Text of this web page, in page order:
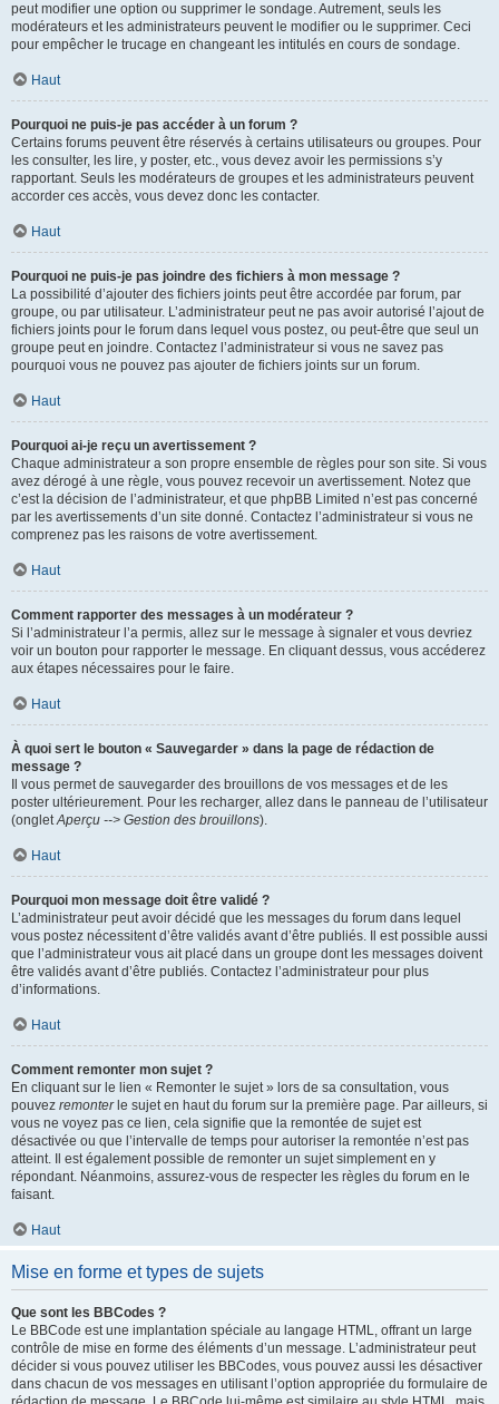
peut modifier une option ou supprimer le sondage. Autrement, seuls les
modérateurs et les administrateurs peuvent le modifier ou le supprimer. Ceci
pour empêcher le trucage en changeant les intitulés en cours de sondage.
Haut
Pourquoi ne puis-je pas accéder à un forum ?
Certains forums peuvent être réservés à certains utilisateurs ou groupes. Pour
les consulter, les lire, y poster, etc., vous devez avoir les permissions s’y
rapportant. Seuls les modérateurs de groupes et les administrateurs peuvent
accorder ces accès, vous devez donc les contacter.
Haut
Pourquoi ne puis-je pas joindre des fichiers à mon message ?
La possibilité d’ajouter des fichiers joints peut être accordée par forum, par
groupe, ou par utilisateur. L’administrateur peut ne pas avoir autorisé l’ajout de
fichiers joints pour le forum dans lequel vous postez, ou peut-être que seul un
groupe peut en joindre. Contactez l’administrateur si vous ne savez pas
pourquoi vous ne pouvez pas ajouter de fichiers joints sur un forum.
Haut
Pourquoi ai-je reçu un avertissement ?
Chaque administrateur a son propre ensemble de règles pour son site. Si vous
avez dérogé à une règle, vous pouvez recevoir un avertissement. Notez que
c’est la décision de l’administrateur, et que phpBB Limited n’est pas concerné
par les avertissements d’un site donné. Contactez l’administrateur si vous ne
comprenez pas les raisons de votre avertissement.
Haut
Comment rapporter des messages à un modérateur ?
Si l’administrateur l’a permis, allez sur le message à signaler et vous devriez
voir un bouton pour rapporter le message. En cliquant dessus, vous accéderez
aux étapes nécessaires pour le faire.
Haut
À quoi sert le bouton « Sauvegarder » dans la page de rédaction de
message ?
Il vous permet de sauvegarder des brouillons de vos messages et de les
poster ultérieurement. Pour les recharger, allez dans le panneau de l’utilisateur
(ongletAperçu --> Gestion des brouillons).
Haut
Pourquoi mon message doit être validé ?
L’administrateur peut avoir décidé que les messages du forum dans lequel
vous postez nécessitent d’être validés avant d’être publiés. Il est possible aussi
que l’administrateur vous ait placé dans un groupe dont les messages doivent
être validés avant d’être publiés. Contactez l’administrateur pour plus
d’informations.
Haut
Comment remonter mon sujet ?
En cliquant sur le lien « Remonter le sujet » lors de sa consultation, vous
pouvez remonterle sujet en haut du forum sur la première page. Par ailleurs, si
vous ne voyez pas ce lien, cela signifie que la remontée de sujet est
désactivée ou que l’intervalle de temps pour autoriser la remontée n’est pas
atteint. Il est également possible de remonter un sujet simplement en y
répondant. Néanmoins, assurez-vous de respecter les règles du forum en le
faisant.
Haut
Mise en forme et types de sujets
Que sont les BBCodes ?
Le BBCode est une implantation spéciale au langage HTML, offrant un large
contrôle de mise en forme des éléments d’un message. L’administrateur peut
décider si vous pouvez utiliser les BBCodes, vous pouvez aussi les désactiver
dans chacun de vos messages en utilisant l’option appropriée du formulaire de